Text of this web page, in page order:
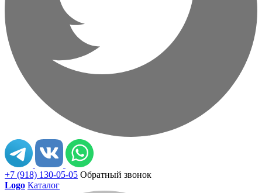
+7 (918) 130-05-05 Обратный звонок
Logo Каталог